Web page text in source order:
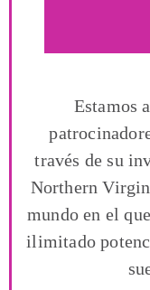
Estamos
través de su
Northern
mundo en el
ilimitado